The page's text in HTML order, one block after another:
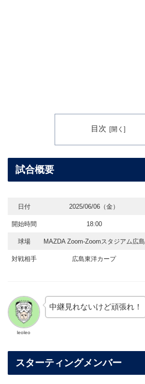
目次
試合概要
日付 2025/06/06（金）
開始時間 18:00
球場 MAZDA Zoom-Zoomスタジアム広島
対戦相手 広島東洋カープ
leoleo
中継見れないけど頑張れ！
スターティングメンバー